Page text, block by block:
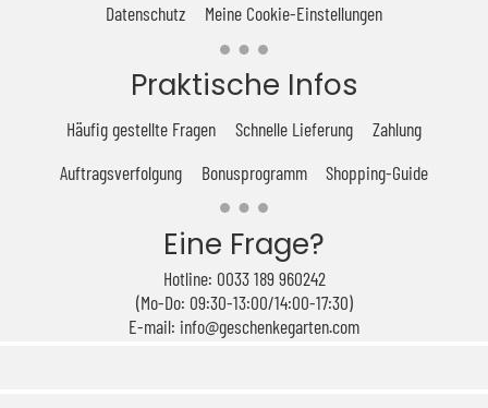
Datenschutz
Meine Cookie-Einstellungen
Praktische Infos
Häufig gestellte Fragen Schnelle Lieferung
Zahlung
Auftragsverfolgung
Bonusprogramm Shopping-Guide
Eine Frage?
Hotline: 0033 189 960242
(Mo-Do: 09:30-13:00/14:00-17:30)
E-mail: info@geschenkegarten.com